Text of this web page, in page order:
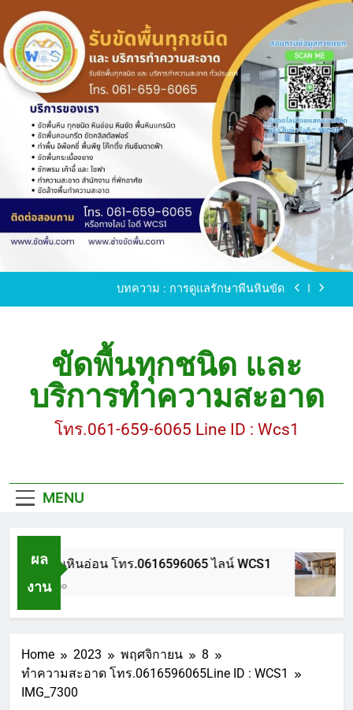
to
content
ขัดพื้นหินขัด อบต.แหลมบัวนครปฐม
ขัดพื้นหินอ่อน โทร.0616596065 ไลน์ WCS1
บทความ : การดูแลรักษาพื้นหินขัด
ขัดพื้นหินขัด อบต.แหลมบัวนครปฐม
ขัดพื้นหินอ่อน โทร.0616596065 ไลน์ WCS1
บทความ : การดูแลรักษาพื้นหินขัด
ขัดพื้นทุกชนิด และ
บริการทำความสะอาด
โทร.061-659-6065 Line ID : Wcs1
MENU
ผล
งาน
ขัดพื้นหินอ่อน โทร.0616596065 ไลน์ WCS1
1 ปี Ago
Home 2023 พฤศจิกายน
8
ทำความสะอาด โทร.0616596065Line ID : WCS1
IMG_7300